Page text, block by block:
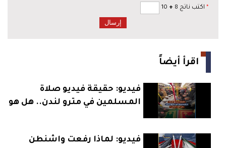
* اكتب ناتج 8 +
اقرأ أيضاً
فيديو: حقيقة فيديو صلاة
المسلمين في مترو لندن.. هل هو
فيديو: لماذا رفعت واشنطن